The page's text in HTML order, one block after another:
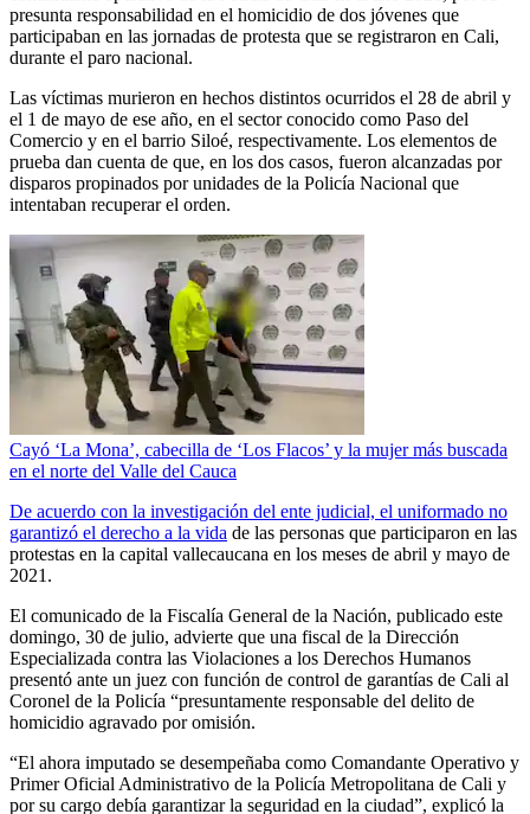
presunta responsabilidad en el homicidio de dos jóvenes que
participaban en las jornadas de protesta que se registraron en Cali,
durante el paro nacional.
Las víctimas murieron en hechos distintos ocurridos el 28 de abril y
el 1 de mayo de ese año, en el sector conocido como Paso del
Comercio y en el barrio Siloé, respectivamente. Los elementos de
prueba dan cuenta de que, en los dos casos, fueron alcanzadas por
disparos propinados por unidades de la Policía Nacional que
intentaban recuperar el orden.
Cayó ‘La Mona’, cabecilla de ‘Los Flacos’ y la mujer más buscada
en el norte del Valle del Cauca
De acuerdo con la investigación del ente judicial, el uniformado no
garantizó el derecho a la vida de las personas que participaron en las
protestas en la capital vallecaucana en los meses de abril y mayo de
2021.
El comunicado de la Fiscalía General de la Nación, publicado este
domingo, 30 de julio, advierte que una fiscal de la Dirección
Especializada contra las Violaciones a los Derechos Humanos
presentó ante un juez con función de control de garantías de Cali al
Coronel de la Policía “presuntamente responsable del delito de
homicidio agravado por omisión.
“El ahora imputado se desempeñaba como Comandante Operativo y
Primer Oficial Administrativo de la Policía Metropolitana de Cali y
por su cargo debía garantizar la seguridad en la ciudad”, explicó la